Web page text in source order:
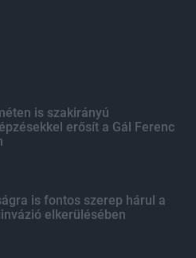
is szakirányú
erősít a Gál Ferenc
is fontos szerep hárul a
elkerülésében